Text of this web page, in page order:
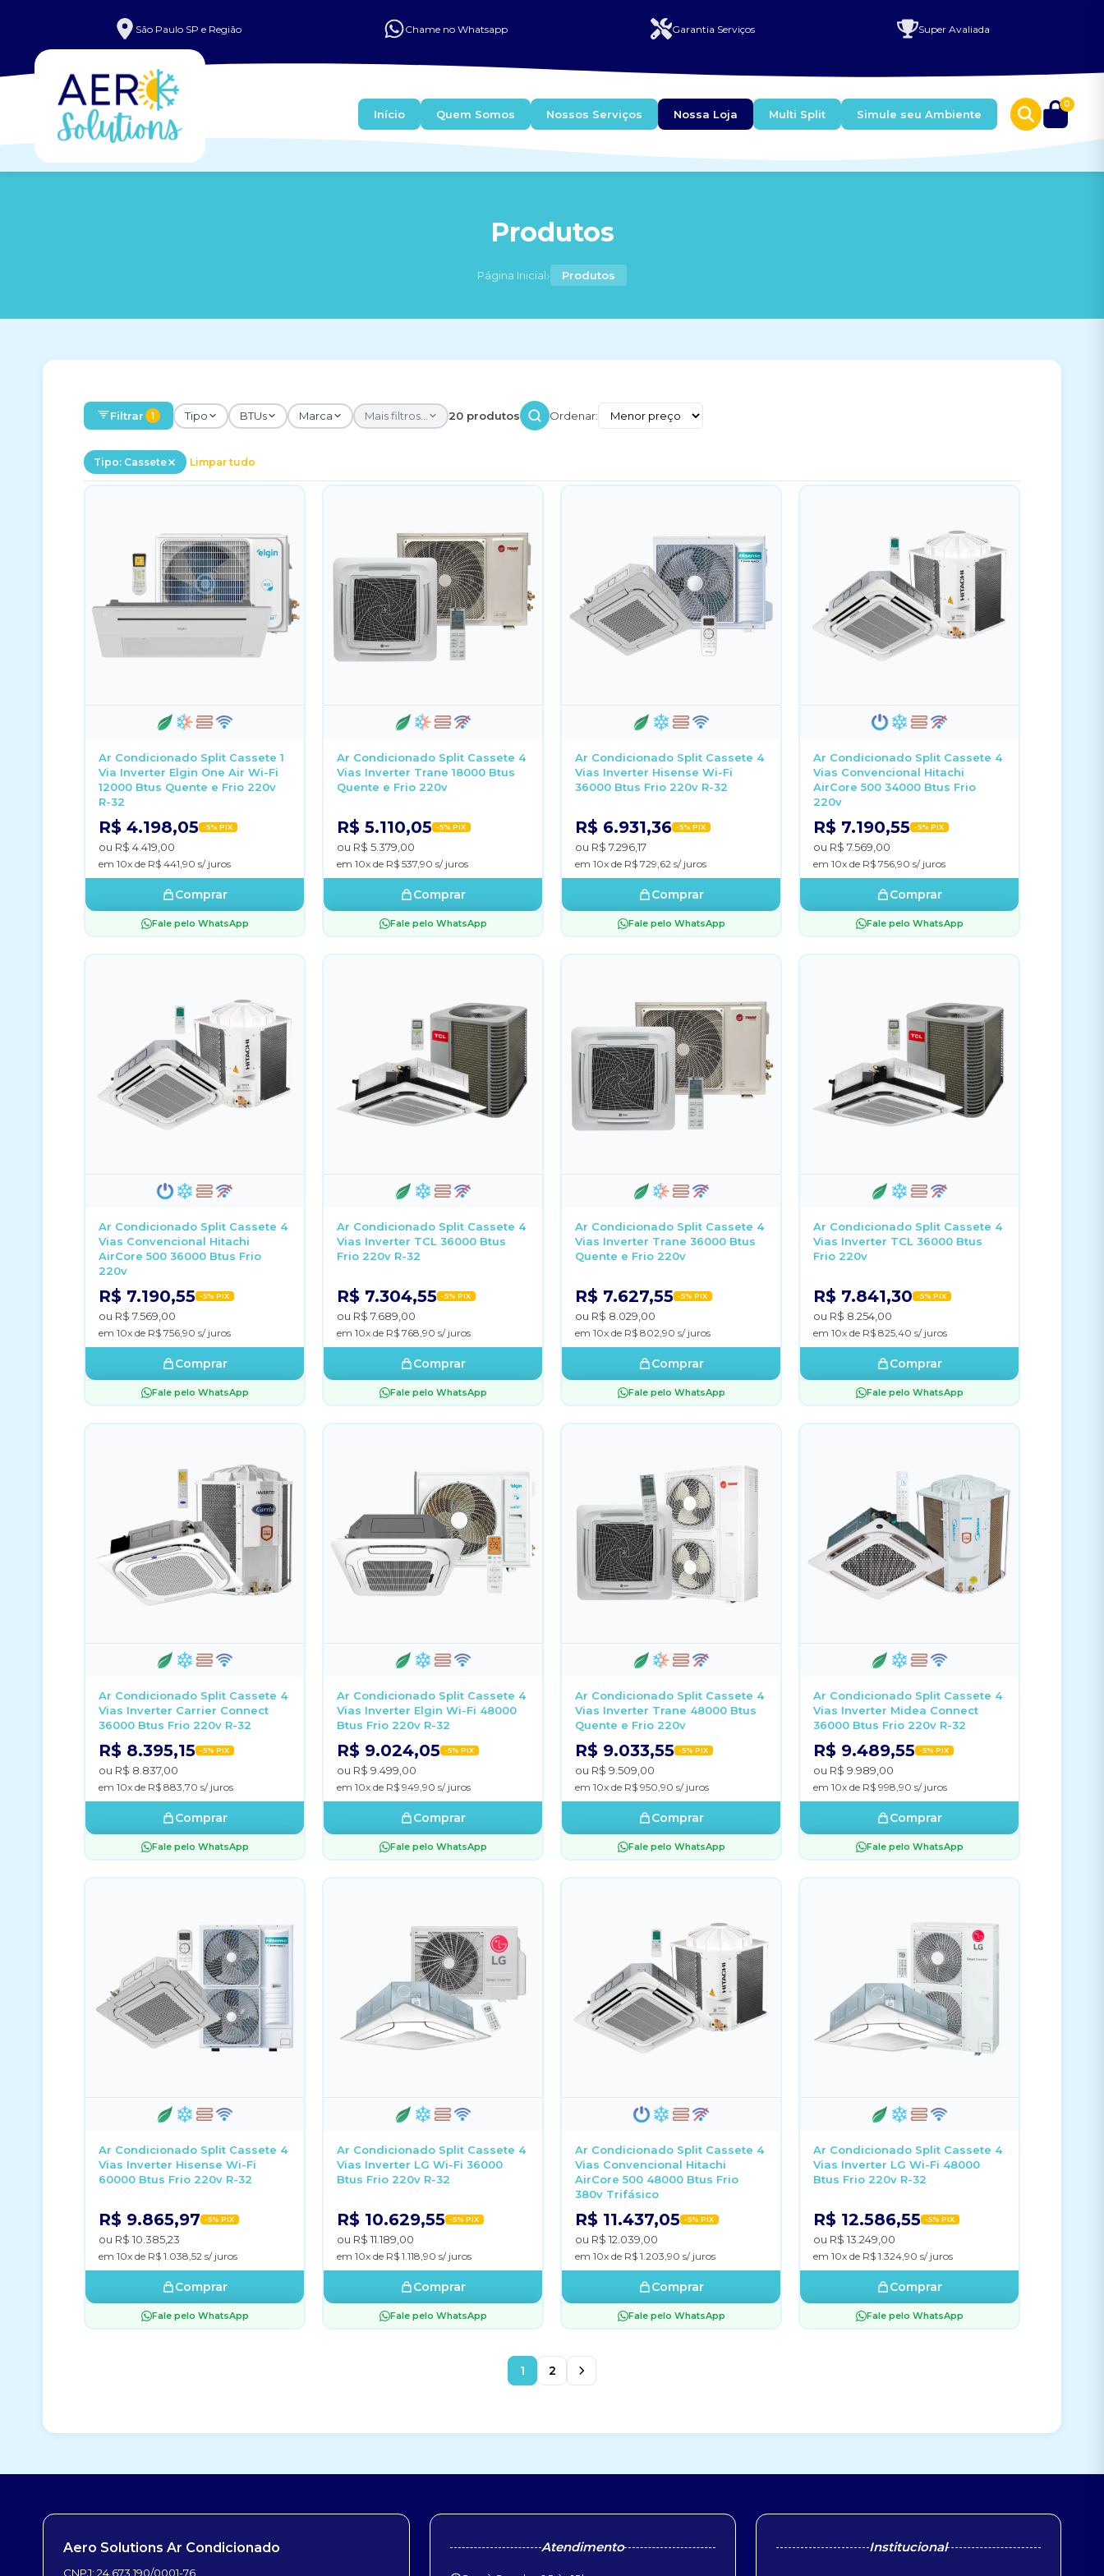
São Paulo SP e Região Chame no Whatsapp Garantia Serviços Super Avaliada
Início Quem Somos Nossos Serviços Nossa Loja Multi Split Simule seu Ambiente
0
Produtos
Página Inicial› Produtos
Filtrar 1 Tipo BTUs Marca Mais filtros... 20 produtos Ordenar:
Tipo: Cassete Limpar tudo
Ar Condicionado Split Cassete 1
Via Inverter Elgin One Air Wi-Fi
12000 Btus Quente e Frio 220v
R-32
R$ 4.198,05 -5% PIX
ou R$ 4.419,00
em 10x de R$ 441,90 s/ juros
Comprar
Fale pelo WhatsApp
Ar Condicionado Split Cassete 4
Vias Inverter Trane 18000 Btus
Quente e Frio 220v
R$ 5.110,05 -5% PIX
ou R$ 5.379,00
em 10x de R$ 537,90 s/ juros
Comprar
Fale pelo WhatsApp
Ar Condicionado Split Cassete 4
Vias Inverter Hisense Wi-Fi
36000 Btus Frio 220v R-32
R$ 6.931,36 -5% PIX
ou R$ 7.296,17
em 10x de R$ 729,62 s/ juros
Comprar
Fale pelo WhatsApp
Ar Condicionado Split Cassete 4
Vias Convencional Hitachi
AirCore 500 34000 Btus Frio
220v
R$ 7.190,55 -5% PIX
ou R$ 7.569,00
em 10x de R$ 756,90 s/ juros
Comprar
Fale pelo WhatsApp
Ar Condicionado Split Cassete 4
Vias Convencional Hitachi
AirCore 500 36000 Btus Frio
220v
R$ 7.190,55 -5% PIX
ou R$ 7.569,00
em 10x de R$ 756,90 s/ juros
Comprar
Fale pelo WhatsApp
Ar Condicionado Split Cassete 4
Vias Inverter TCL 36000 Btus
Frio 220v R-32
R$ 7.304,55 -5% PIX
ou R$ 7.689,00
em 10x de R$ 768,90 s/ juros
Comprar
Fale pelo WhatsApp
Ar Condicionado Split Cassete 4
Vias Inverter Trane 36000 Btus
Quente e Frio 220v
R$ 7.627,55 -5% PIX
ou R$ 8.029,00
em 10x de R$ 802,90 s/ juros
Comprar
Fale pelo WhatsApp
Ar Condicionado Split Cassete 4
Vias Inverter TCL 36000 Btus
Frio 220v
R$ 7.841,30 -5% PIX
ou R$ 8.254,00
em 10x de R$ 825,40 s/ juros
Comprar
Fale pelo WhatsApp
Ar Condicionado Split Cassete 4
Vias Inverter Carrier Connect
36000 Btus Frio 220v R-32
R$ 8.395,15 -5% PIX
ou R$ 8.837,00
em 10x de R$ 883,70 s/ juros
Comprar
Fale pelo WhatsApp
Ar Condicionado Split Cassete 4
Vias Inverter Elgin Wi-Fi 48000
Btus Frio 220v R-32
R$ 9.024,05 -5% PIX
ou R$ 9.499,00
em 10x de R$ 949,90 s/ juros
Comprar
Fale pelo WhatsApp
Ar Condicionado Split Cassete 4
Vias Inverter Trane 48000 Btus
Quente e Frio 220v
R$ 9.033,55 -5% PIX
ou R$ 9.509,00
em 10x de R$ 950,90 s/ juros
Comprar
Fale pelo WhatsApp
Ar Condicionado Split Cassete 4
Vias Inverter Midea Connect
36000 Btus Frio 220v R-32
R$ 9.489,55 -5% PIX
ou R$ 9.989,00
em 10x de R$ 998,90 s/ juros
Comprar
Fale pelo WhatsApp
Ar Condicionado Split Cassete 4
Vias Inverter Hisense Wi-Fi
60000 Btus Frio 220v R-32
R$ 9.865,97 -5% PIX
ou R$ 10.385,23
em 10x de R$ 1.038,52 s/ juros
Comprar
Fale pelo WhatsApp
Ar Condicionado Split Cassete 4
Vias Inverter LG Wi-Fi 36000
Btus Frio 220v R-32
R$ 10.629,55 -5% PIX
ou R$ 11.189,00
em 10x de R$ 1.118,90 s/ juros
Comprar
Fale pelo WhatsApp
Ar Condicionado Split Cassete 4
Vias Convencional Hitachi
AirCore 500 48000 Btus Frio
380v Trifásico
R$ 11.437,05 -5% PIX
ou R$ 12.039,00
em 10x de R$ 1.203,90 s/ juros
Comprar
Fale pelo WhatsApp
Ar Condicionado Split Cassete 4
Vias Inverter LG Wi-Fi 48000
Btus Frio 220v R-32
R$ 12.586,55 -5% PIX
ou R$ 13.249,00
em 10x de R$ 1.324,90 s/ juros
Comprar
Fale pelo WhatsApp
1 2
Aero Solutions Ar Condicionado
CNPJ: 24.673.190/0001-76
Atendimento Institucional